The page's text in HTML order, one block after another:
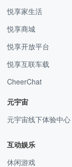
悦享家生活
悦享商城
悦享开放平台
悦享互联车载
CheerChat
元宇宙
元宇宙线下体验中心
互动娱乐
休闲游戏